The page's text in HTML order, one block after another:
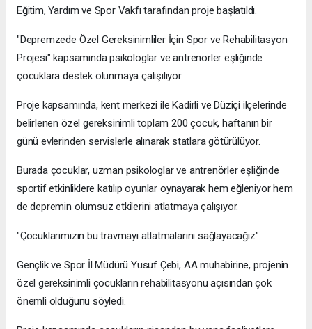
Eğitim, Yardım ve Spor Vakfı tarafından proje başlatıldı.
"Depremzede Özel Gereksinimliler İçin Spor ve Rehabilitasyon
Projesi" kapsamında psikologlar ve antrenörler eşliğinde
çocuklara destek olunmaya çalışılıyor.
Proje kapsamında, kent merkezi ile Kadirli ve Düziçi ilçelerinde
belirlenen özel gereksinimli toplam 200 çocuk, haftanın bir
günü evlerinden servislerle alınarak statlara götürülüyor.
Burada çocuklar, uzman psikologlar ve antrenörler eşliğinde
sportif etkinliklere katılıp oyunlar oynayarak hem eğleniyor hem
de depremin olumsuz etkilerini atlatmaya çalışıyor.
"Çocuklarımızın bu travmayı atlatmalarını sağlayacağız"
Gençlik ve Spor İl Müdürü Yusuf Çebi, AA muhabirine, projenin
özel gereksinimli çocukların rehabilitasyonu açısından çok
önemli olduğunu söyledi.